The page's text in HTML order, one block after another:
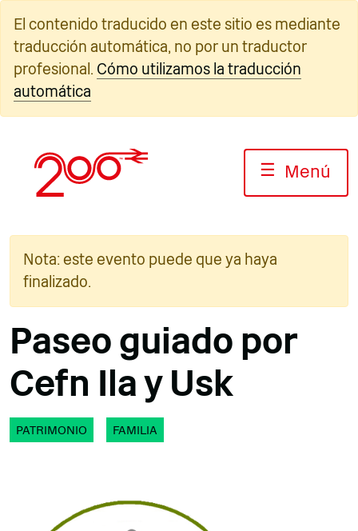
contenido
El contenido traducido en este sitio es mediante
traducción automática, no por un traductor
profesional. Cómo utilizamos la traducción
automática
☰ Menú
Nota: este evento puede que ya haya
finalizado.
Paseo guiado por
Cefn Ila y Usk
PATRIMONIO FAMILIA